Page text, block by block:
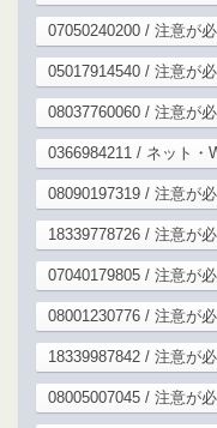
07050240200 / 注意が
05017914540 / 注意が
08037760060 / 注意が
0366984211 / ネット・
08090197319 / 注意が
18339778726 / 注意が
07040179805 / 注意が
08001230776 / 注意が
18339987842 / 注意が
08005007045 / 注意が